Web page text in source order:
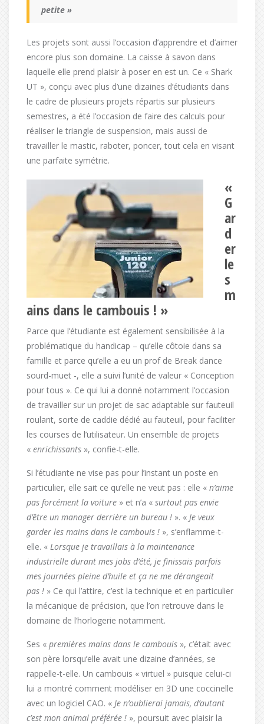
petite »
Les projets sont aussi l’occasion d’apprendre et d’aimer
encore plus son domaine. La caisse à savon dans
laquelle elle prend plaisir à poser en est un. Ce « Shark
UT », conçu avec plus d’une dizaines d’étudiants dans
le cadre de plusieurs projets répartis sur plusieurs
semestres, a été l’occasion de faire des calculs pour
réaliser le triangle de suspension, mais aussi de
travailler le mastic, raboter, poncer, tout cela en visant
une parfaite symétrie.
«
G
ar
d
er
le
s
m
ains dans le cambouis ! »
Parce que l’étudiante est également sensibilisée à la
problématique du handicap – qu’elle côtoie dans sa
famille et parce qu’elle a eu un prof de Break dance
sourd-muet -, elle a suivi l’unité de valeur « Conception
pour tous ». Ce qui lui a donné notamment l’occasion
de travailler sur un projet de sac adaptable sur fauteuil
roulant, sorte de caddie dédié au fauteuil, pour faciliter
les courses de l’utilisateur. Un ensemble de projets
« enrichissants », confie-t-elle.
Si l’étudiante ne vise pas pour l’instant un poste en
particulier, elle sait ce qu’elle ne veut pas : elle « n’aime
pas forcément la voiture » et n’a « surtout pas envie
d’être un manager derrière un bureau ! ». « Je veux
garder les mains dans le cambouis ! », s’enflamme-t-
elle. « Lorsque je travaillais à la maintenance
industrielle durant mes jobs d’été, je finissais parfois
mes journées pleine d’huile et ça ne me dérangeait
pas ! » Ce qui l’attire, c’est la technique et en particulier
la mécanique de précision, que l’on retrouve dans le
domaine de l’horlogerie notamment.
Ses « premières mains dans le cambouis », c’était avec
son père lorsqu’elle avait une dizaine d’années, se
rappelle-t-elle. Un cambouis « virtuel » puisque celui-ci
lui a montré comment modéliser en 3D une coccinelle
avec un logiciel CAO. « Je n’oublierai jamais, d’autant
c’est mon animal préférée ! », poursuit avec plaisir la